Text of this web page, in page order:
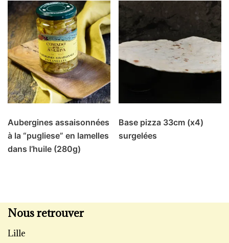
Aubergines assaisonnées
à la “pugliese” en lamelles
dans l’huile (280g)
Base pizza 33cm (x4)
surgelées
Nous retrouver
Lille